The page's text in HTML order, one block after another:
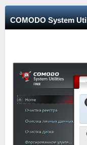
COMODO System